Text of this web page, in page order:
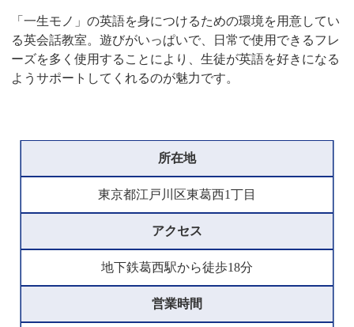
「一生モノ」の英語を身につけるための環境を用意してい
る英会話教室。遊びがいっぱいで、日常で使用できるフレ
ーズを多く使用することにより、生徒が英語を好きになる
ようサポートしてくれるのが魅力です。
所在地
東京都江戸川区東葛西1丁目
アクセス
地下鉄葛西駅から徒歩18分
営業時間